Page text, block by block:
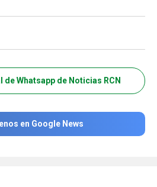
de Whatsapp de Noticias RCN
en Google News